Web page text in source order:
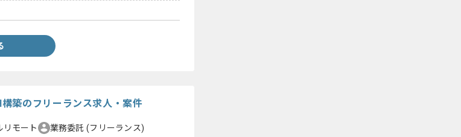
築のフリーランス求人・案件
モート 業務委託(フリーランス)